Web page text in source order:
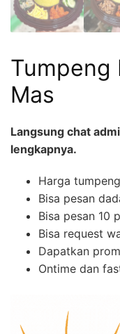
Tumpeng
Mas
Langsung chat
lengkapnya.
Harga
Bisa pesan
Bisa pesan 10
Bisa request
Dapatkan
Ontime dan